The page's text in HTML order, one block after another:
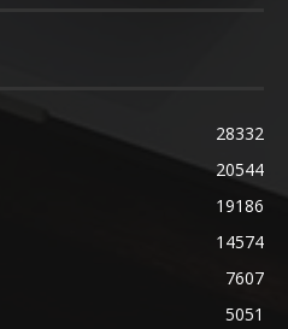
28332
20544
19186
14574
7607
5051